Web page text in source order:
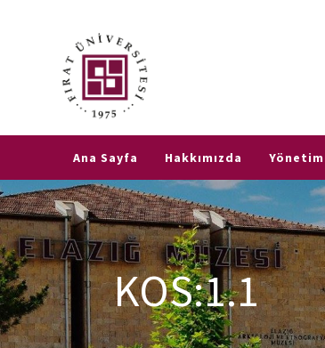
Etkinlikler
Üniversitesi
Tanınan
Okul Sınav
Komisyonu
Sık
Sorulan
Sorular
Ana Sayfa Hakkımızda Yönetim
KOS:1.1